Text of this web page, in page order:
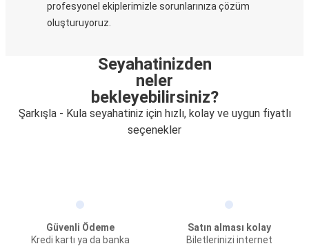
profesyonel ekiplerimizle sorunlarınıza çözüm
oluşturuyoruz.
Seyahatinizden
neler
bekleyebilirsiniz?
Şarkışla - Kula seyahatiniz için hızlı, kolay ve uygun fiyatlı
seçenekler
Güvenli Ödeme
Kredi kartı ya da banka
Satın alması kolay
Biletlerinizi internet